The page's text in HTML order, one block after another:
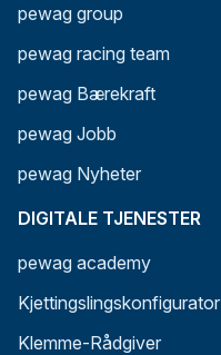
pewag group
pewag racing team
pewag Bærekraft
pewag Jobb
pewag Nyheter
DIGITALE TJENESTER
pewag academy
Kjettingslingskonfigurator
Klemme-Rådgiver